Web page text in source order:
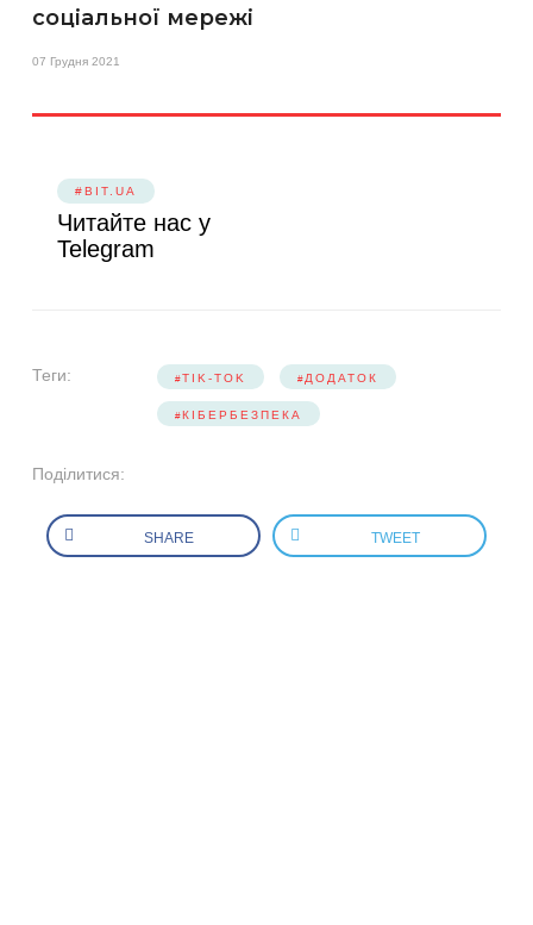
соціальної мережі
07 Грудня 2021
#BIT.UA
Читайте нас у
Telegram
Теги: TIK-TOK ДОДАТОК
КІБЕРБЕЗПЕКА
Поділитися:
SHARE TWEET